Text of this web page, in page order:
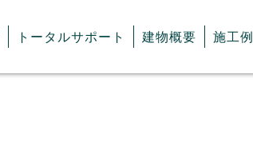
トータルサポート 建物概要 施工例